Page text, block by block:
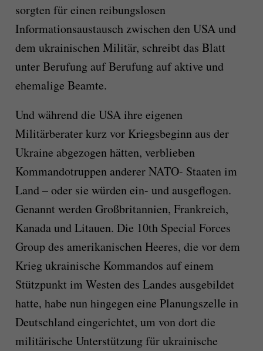
sorgten für einen reibungslosen
Informationsaustausch zwischen den USA und
dem ukrainischen Militär, schreibt das Blatt
unter Berufung auf Berufung auf aktive und
ehemalige Beamte.
Und während die USA ihre eigenen
Militärberater kurz vor Kriegsbeginn aus der
Ukraine abgezogen hätten, verblieben
Kommandotruppen anderer NATO- Staaten im
Land – oder sie würden ein- und ausgeflogen.
Genannt werden Großbritannien, Frankreich,
Kanada und Litauen. Die 10th Special Forces
Group des amerikanischen Heeres, die vor dem
Krieg ukrainische Kommandos auf einem
Stützpunkt im Westen des Landes ausgebildet
hatte, habe nun hingegen eine Planungszelle in
Deutschland eingerichtet, um von dort die
militärische Unterstützung für ukrainische